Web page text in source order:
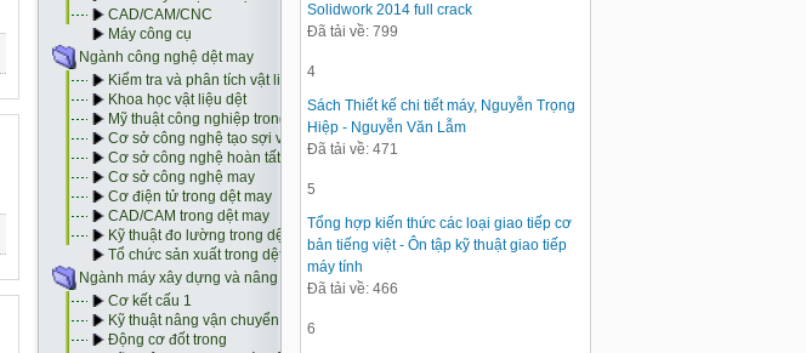
Solidwork 2014 full crack
Đã tải về: 799
4
Sách Thiết kế chi tiết máy, Nguyễn Trọng
Hiệp - Nguyễn Văn Lẫm
Đã tải về: 471
5
Tổng hợp kiến thức các loại giao tiếp cơ
bản tiếng việt - Ôn tập kỹ thuật giao tiếp
máy tính
Đã tải về: 466
6